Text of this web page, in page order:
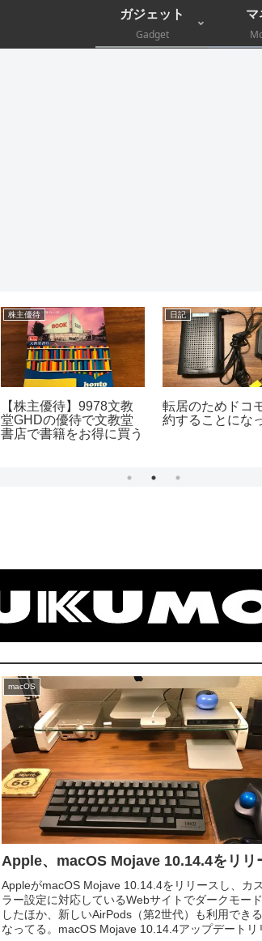
ガジェット
Gadget
マ
株主優待
【株主優待】9978文教
堂GHDの優待で文教堂
書店で書籍をお得に買う
日記
転居のためドコ
約することにな
macOS
Apple、macOS Mojave 10.14.4をリリ
AppleがmacOS Mojave 10.14.4をリリースし、カ
ラー設定に対応しているWebサイトでダークモー
したほか、新しいAirPods（第2世代）も利用でき
なってる。macOS Mojave 10.14.4アップデートリ